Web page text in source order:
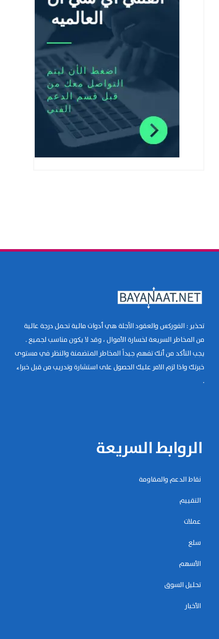
تحذير : الفوركس والعقود الآجلة هي أدوات مالية تحمل درجة عالية
من المخاطر السريعة لخسارة الأموال ، وقد لا يكون مناسب لجميع .
يجب التأكد من أنك تفهم جيداً المخاطر المتضمنة والنظر في مستوى
خبرتك واذا لزم الامر عليك الحصول على استشارة وتدريب من قبل خبراء
.
الروابط السريعة
نقاط الدعم والمقاومة
التقييم
عملات
سلع
الأسهم
تحليل السوق
الأخبار